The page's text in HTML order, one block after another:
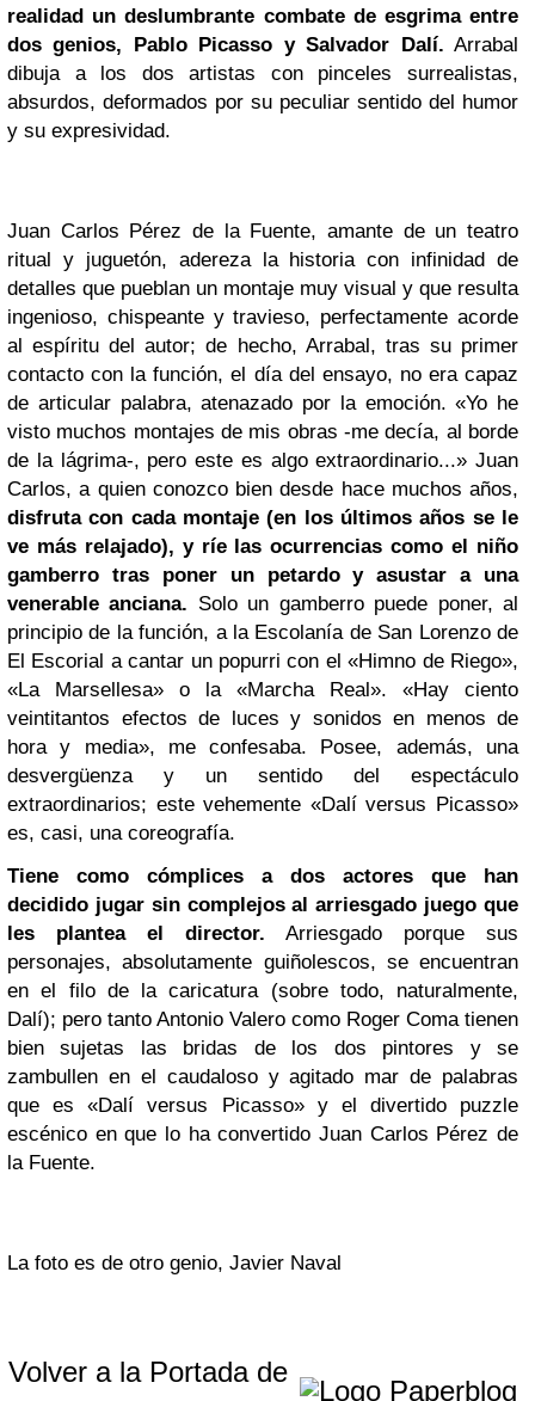
realidad un deslumbrante combate de esgrima entre
dos genios, Pablo Picasso ySalvador Dalí. Arrabal
dibuja a los dos artistas con pinceles surrealistas,
absurdos, deformados por su peculiar sentido del humor
y su expresividad.
Juan Carlos Pérez de la Fuente, amante de un teatro
ritual y juguetón, adereza la historia con infinidad de
detalles que pueblan un montaje muy visual y que resulta
ingenioso, chispeante y travieso, perfectamente acorde
al espíritu del autor; de hecho, Arrabal, tras su primer
contacto con la función, el día del ensayo, no era capaz
de articular palabra, atenazado por la emoción. «Yo he
visto muchos montajes de mis obras -me decía, al borde
de la lágrima-, pero este es algo extraordinario...» Juan
Carlos, a quien conozco bien desde hace muchos años,
disfruta con cada montaje (en los últimos años se le
ve más relajado), y ríe las ocurrencias como el niño
gamberro tras poner un petardo y asustar a una
venerable anciana. Solo un gamberro puede poner, al
principio de la función, a la Escolanía de San Lorenzo de
El Escorial a cantar un popurri con el «Himno de Riego»,
«La Marsellesa» o la «Marcha Real». «Hay ciento
veintitantos efectos de luces y sonidos en menos de
hora y media», me confesaba. Posee, además, una
desvergüenza y un sentido del espectáculo
extraordinarios; este vehemente «Dalí versus Picasso»
es, casi, una coreografía.
Tiene como cómplices a dos actores que han
decidido jugar sin complejos al arriesgado juego que
les plantea el director. Arriesgado porque sus
personajes, absolutamente guiñolescos, se encuentran
en el filo de la caricatura (sobre todo, naturalmente,
Dalí); pero tanto Antonio Valero como Roger Coma tienen
bien sujetas las bridas de los dos pintores y se
zambullen en el caudaloso y agitado mar de palabras
que es «Dalí versus Picasso» y el divertido puzzle
escénico en que lo ha convertido Juan Carlos Pérez de
la Fuente.
La foto es de otro genio, Javier Naval
Volver a la Portada de